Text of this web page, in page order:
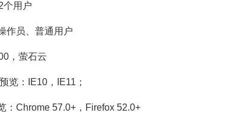
用户
员、普通用户
，萤石云
：IE10，IE11；
Chrome 57.0+，Firefox 52.0+